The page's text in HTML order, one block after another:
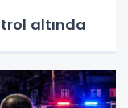
altında